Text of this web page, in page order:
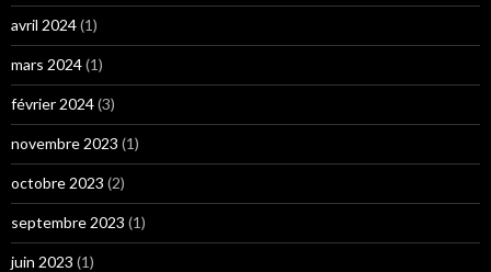
avril 2024(1)
mars 2024(1)
février 2024(3)
novembre 2023 (1)
octobre 2023 (2)
septembre 2023 (1)
juin 2023 (1)